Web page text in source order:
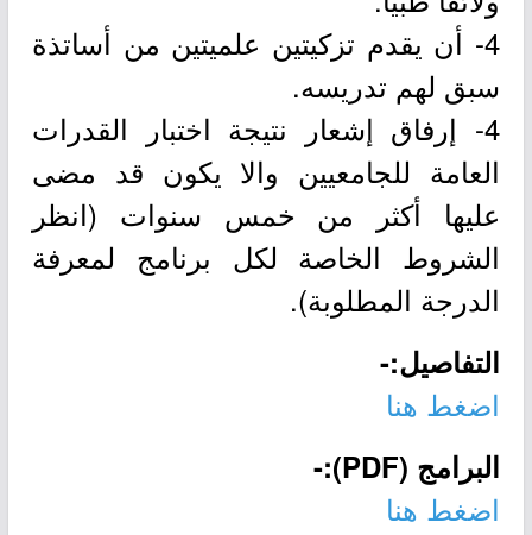
4- أن يقدم تزكيتين علميتين من أساتذة
سبق لهم تدريسه.
4- إرفاق إشعار نتيجة اختبار القدرات
العامة للجامعيين والا يكون قد مضى
‎عليها أكثر من خمس سنوات (انظر
الشروط الخاصة لكل برنامج لمعرفة
الدرجة المطلوبة).
التفاصيل:-
اضغط هنا
البرامج (PDF):-
اضغط هنا